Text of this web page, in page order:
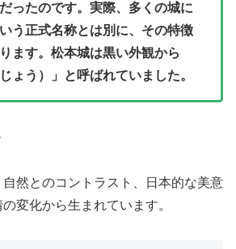
ったのです。実際、多くの城に
う正式名称とは別に、その特徴
ます。松本城は黒い外観から
ょう）」と呼ばれていました。
然とのコントラスト、日本的な美意
変化から生まれています。